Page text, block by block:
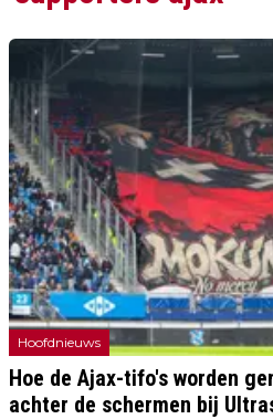
Hoofdnieuws
Hoe de Ajax-tifo's worden
achter de schermen bij